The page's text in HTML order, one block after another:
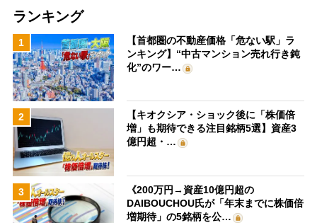
ランキング
1
【首都圏の不動産価格「危ない駅」ラ
ンキング】“中古マンション売れ行き鈍
化”のワー…
2
【キオクシア・ショック後に「株価倍
増」も期待できる注目銘柄5選】資産3
億円超・…
3
《200万円→資産10億円超の
DAIBOUCHOU氏が「年末までに株価倍
増期待」の5銘柄を公…